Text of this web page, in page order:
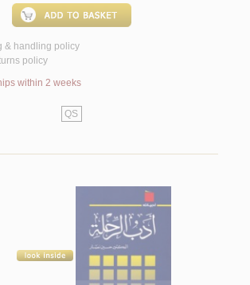
& handling policy
policy
within 2 weeks
QS